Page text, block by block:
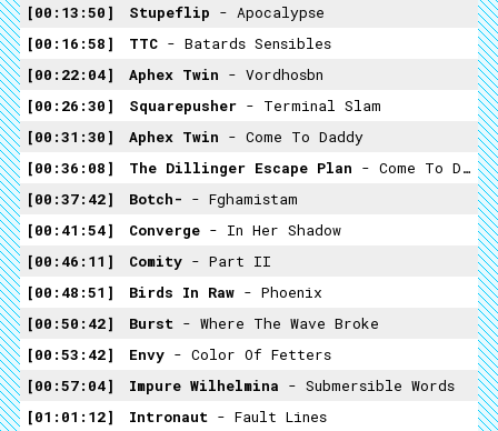
00:13:50
Stupeflip - Apocalypse
00:16:58
TTC - Batards Sensibles
00:22:04
Aphex Twin - Vordhosbn
00:26:30
Squarepusher - Terminal Slam
00:31:30
Aphex Twin - Come To Daddy
00:36:08
The Dillinger Escape Plan - Come To Daddy Cover
00:37:42
Botch- - Fghamistam
00:41:54
Converge - In Her Shadow
00:46:11
Comity - Part II
00:48:51
Birds In Raw - Phoenix
00:50:42
Burst - Where The Wave Broke
00:53:42
Envy - Color Of Fetters
00:57:04
Impure Wilhelmina - Submersible Words
01:01:12
Intronaut - Fault Lines